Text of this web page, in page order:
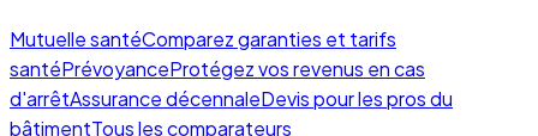
Mutuelle santéComparez garanties et tarifs
santéPrévoyanceProtégez vos revenus en cas
d'arrêtAssurance décennaleDevis pour les pros du
bâtimentTous les comparateurs